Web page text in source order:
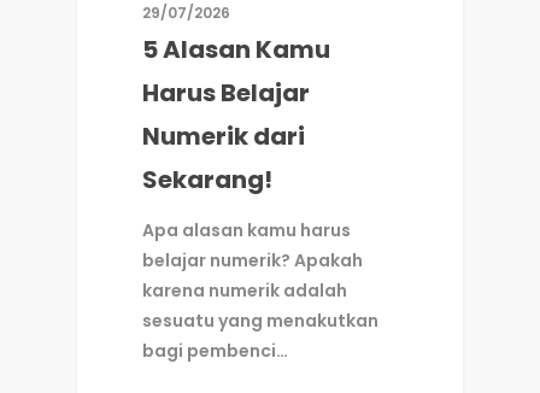
29/07/2026
5 Alasan Kamu
Harus Belajar
Numerik dari
Sekarang!
Apa alasan kamu harus
belajar numerik? Apakah
karena numerik adalah
sesuatu yang menakutkan
bagi pembenci…